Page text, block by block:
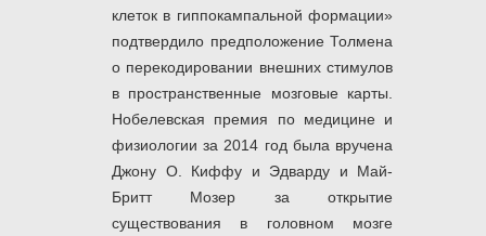
клеток в гиппокампальной формации»
подтвердило предположение Толмена
о перекодировании внешних стимулов
в пространственные мозговые карты.
Нобелевская премия по медицине и
физиологии за 2014 год была вручена
Джону О. Киффу и Эдварду и Май-
Бритт Мозер за открытие
существования в головном мозге